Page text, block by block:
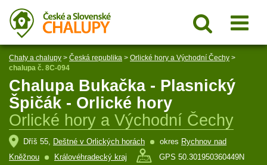
Chaty a chalupy > Česká republika > Orlické hory a Východní Čechy >
chalupa č. 8C-094
Chalupa Bukačka - Plasnický
Špičák - Orlické hory
Orlické hory a Východní Čechy
Dříš 55, Deštné v Orlických horách okres Rychnov nad
Kněžnou
Královéhradecký kraj
GPS 50.301950360449N